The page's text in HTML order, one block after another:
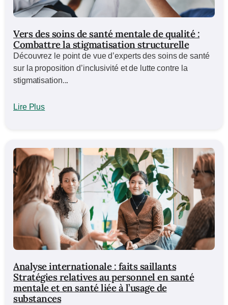
Vers des soins de santé mentale de qualité :
Combattre la stigmatisation structurelle
Découvrez le point de vue d’experts des soins de santé
sur la proposition d’inclusivité et de lutte contre la
stigmatisation...
Lire Plus
Analyse internationale : faits saillants
Stratégies relatives au personnel en santé
mentale et en santé liée à l’usage de
substances